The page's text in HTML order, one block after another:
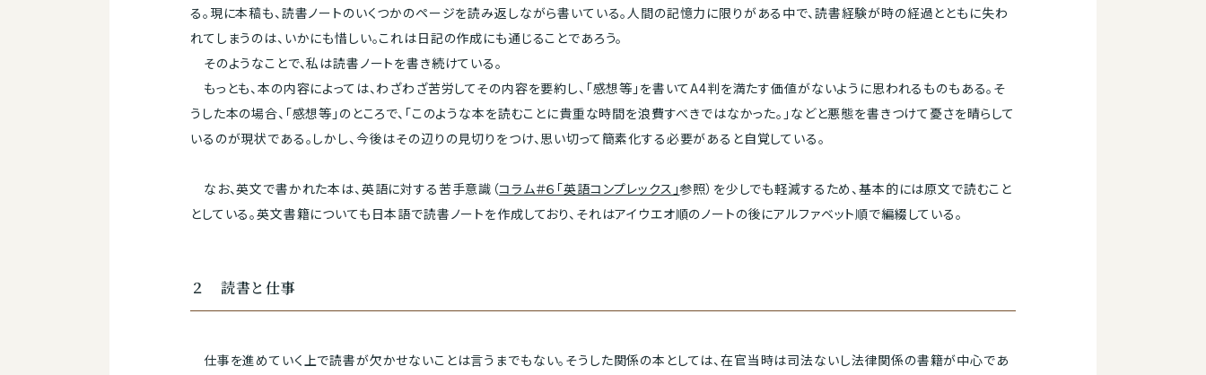
る。現に本稿も、読書ノートのいくつかのページを読み返しながら書いている。人間の記憶力に限りがある中で、読書経験が時の経過とともに失わ
れてしまうのは、いかにも惜しい。これは日記の作成にも通じることであろう。
そのようなことで、私は読書ノートを書き続けている。
もっとも、本の内容によっては、わざわざ苦労してその内容を要約し、「感想等」を書いてA4判を満たす価値がないように思われるものもある。そ
うした本の場合、「感想等」のところで、「このような本を読むことに貴重な時間を浪費すべきではなかった。」などと悪態を書きつけて憂さを晴らして
いるのが現状である。しかし、今後はその辺りの見切りをつけ、思い切って簡素化する必要があると自覚している。
なお、英文で書かれた本は、英語に対する苦手意識（コラム＃６「英語コンプレックス」参照）を少しでも軽減するため、基本的には原文で読むこと
としている。英文書籍についても日本語で読書ノートを作成しており、それはアイウエオ順のノートの後にアルファベット順で編綴している。
２ 読書と仕事
仕事を進めていく上で読書が欠かせないことは言うまでもない。そうした関係の本としては、在官当時は司法ないし法律関係の書籍が中心であ